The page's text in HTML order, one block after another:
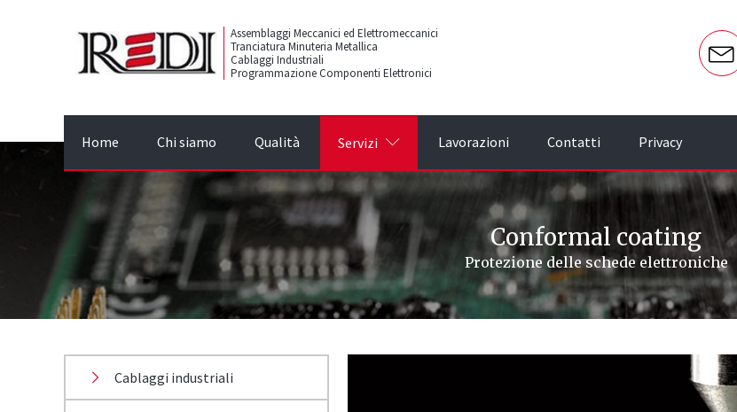
Assemblaggi Meccanici ed Elettromeccanici
Tranciatura Minuteria Metallica
Cablaggi Industriali
Programmazione Componenti Elettronici
Home Chi siamo Qualità Servizi Lavorazioni Contatti Privacy
Conformal coating
Protezione delle schede elettroniche
Cablaggi industriali